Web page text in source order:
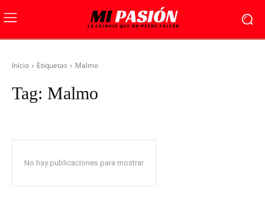
Inicio Etiquetas Malmo
Tag: Malmo
No hay publicaciones para mostrar